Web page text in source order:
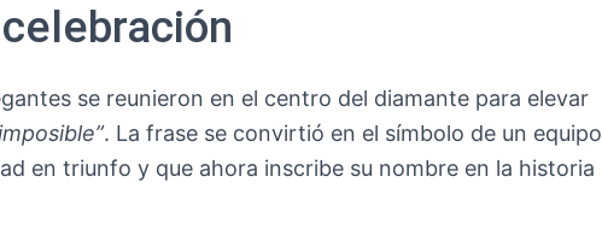
se reunieron en el centro del diamante para elevar
. La frase se convirtió en el símbolo de un equipo
en triunfo y que ahora inscribe su nombre en la historia